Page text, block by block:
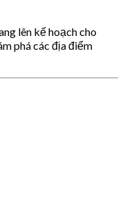
lên kế hoạch cho
phá các địa điểm